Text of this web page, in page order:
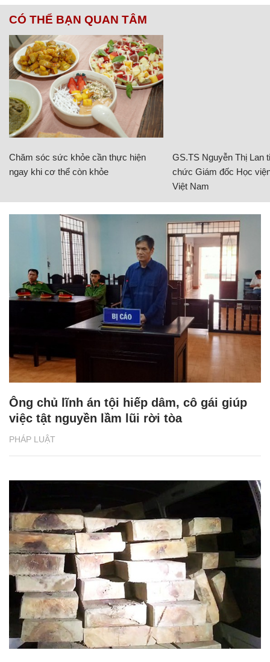
CÓ THỂ BẠN QUAN TÂM
Chăm sóc sức khỏe cần thực hiện
ngay khi cơ thể còn khỏe
GS.TS Nguyễn Thị Lan
chức Giám đốc Học
Việt Nam
PHÁP LUẬT
Ông chủ lĩnh án tội hiếp dâm, cô gái giúp
việc tật nguyền lầm lũi rời tòa